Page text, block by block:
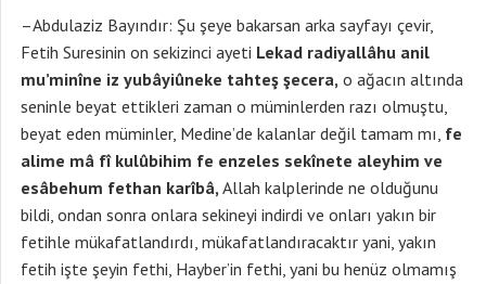
–Abdulaziz Bayındır: Şu şeye bakarsan arka sayfayı çevir,
Fetih Suresinin on sekizinci ayeti Lekad radiyallâhu anil
mu’minîne iz yubâyiûneke tahteş şecera, o ağacın altında
seninle beyat ettikleri zaman o müminlerden razı olmuştu,
beyat eden müminler, Medine’de kalanlar değil tamam mı, fe
alime mâ fî kulûbihim fe enzeles sekînete aleyhim ve
esâbehum fethan karîbâ, Allah kalplerinde ne olduğunu
bildi, ondan sonra onlara sekineyi indirdi ve onları yakın bir
fetihle mükafatlandırdı, mükafatlandıracaktır yani, yakın
fetih işte şeyin fethi, Hayber’in fethi, yani bu henüz olmamış